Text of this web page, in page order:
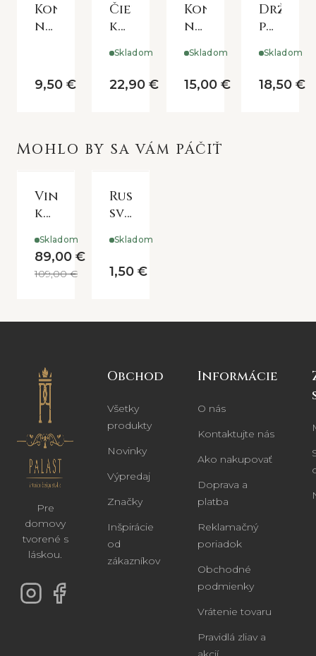
Konzola
na
ornamentom
9,50 €
Čierna
kovová
Skladom
22,90 €
Konzola
na
Skladom
15,00 €
Držiak
police
Skladom
18,50 €
MOHLO BY SA VÁM PÁČIŤ
Vintage
kovový
Merry
Christmas
Skladom
89,00 €
109,00 €
Rustikálna
sviečka
/moss
green
Skladom
1,50 €
Pre
domovy
tvorené s
láskou.
Obchod
Všetky
produkty
Novinky
Výpredaj
Značky
Inšpirácie
od
zákazníkov
Informácie
O nás
Kontaktujte nás
Ako nakupovať
Doprava a
platba
Reklamačný
poriadok
Obchodné
podmienky
Vrátenie tovaru
Pravidlá zliav a